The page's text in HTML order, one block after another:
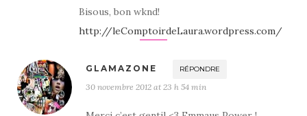
Bisous, bon wknd!
http://leComptoirdeLaura.wordpress.com/
GLAMAZONE RÉPONDRE
30 novembre 2012 at 23 h 54 min